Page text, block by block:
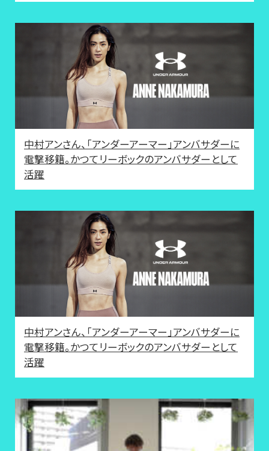
中村アンさん、「アンダーアーマー」アンバサダーに
電撃移籍。かつてリーボックのアンバサダーとして
活躍
中村アンさん、「アンダーアーマー」アンバサダーに
電撃移籍。かつてリーボックのアンバサダーとして
活躍